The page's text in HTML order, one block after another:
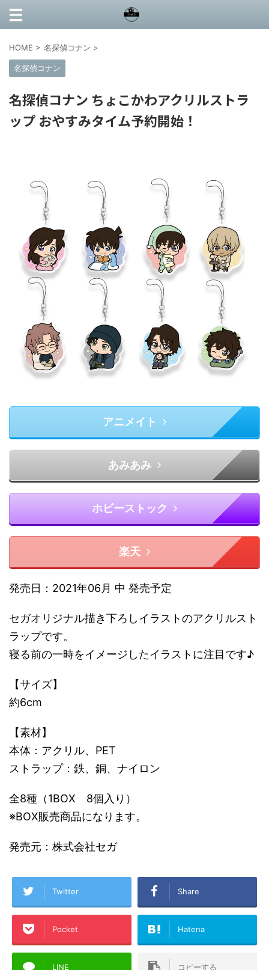
HOME > 名探偵コナン >
名探偵コナン
名探偵コナン ちょこかわアクリルストラ
ップ おやすみタイム予約開始！
アニメイト
あみあみ
ホビーストック
楽天
発売日：2021年06月 中 発売予定
セガオリジナル描き下ろしイラストのアクリルスト
ラップです。
寝る前の一時をイメージしたイラストに注目です♪
【サイズ】
約6cm
【素材】
本体：アクリル、PET
ストラップ：鉄、銅、ナイロン
全8種（1BOX 8個入り）
※BOX販売商品になります。
発売元：株式会社セガ
Twitter Share
Pocket Hatena
LINE コピーする